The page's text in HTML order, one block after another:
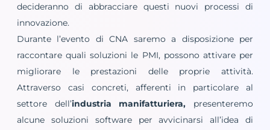
decideranno di abbracciare questi nuovi processi di
innovazione.
Durante l’evento di CNA saremo a disposizione per
raccontare quali soluzioni le PMI, possono attivare per
migliorare le prestazioni delle proprie attività.
Attraverso casi concreti, afferenti in particolare al
settore dell’industria manifatturiera, presenteremo
alcune soluzioni software per avvicinarsi all’idea di